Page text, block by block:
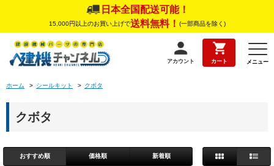
日本全国配送可能！
15,000円以上のお買い上げで送料無料！ (一部商品を除く)
アカウント カート メニュー
ホーム > シールキット > クボタ
クボタ
おすすめ順 価格順 新着順